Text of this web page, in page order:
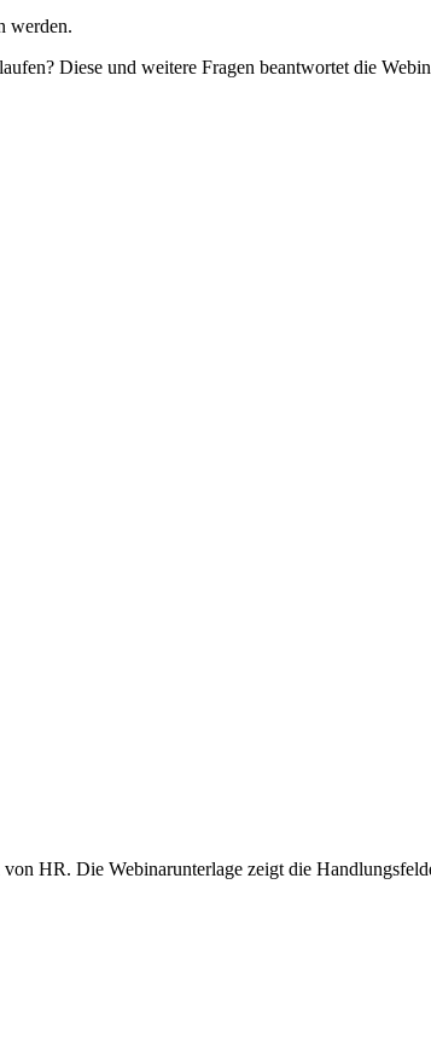
werden.
Diese und weitere Fragen beantwortet die
HR. Die Webinarunterlage zeigt die